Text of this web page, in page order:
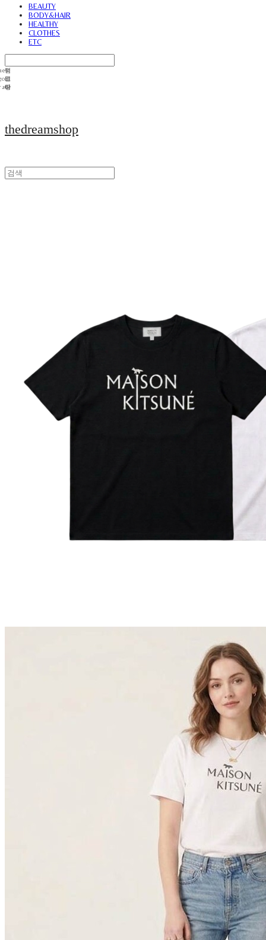
BEAUTY
BODY&HAIR
HEALTHY
CLOTHES
ETC
thedreamshop